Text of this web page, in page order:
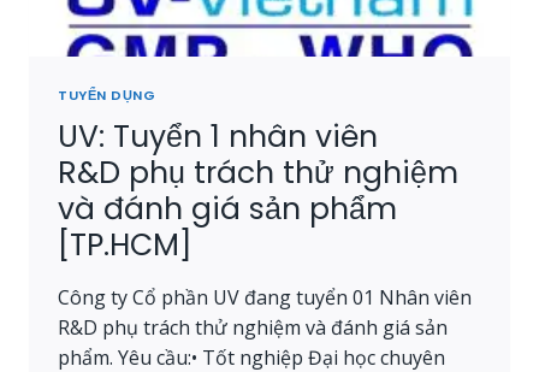
TUYỂN DỤNG
UV: Tuyển 1 nhân viên
R&D phụ trách thử nghiệm
và đánh giá sản phẩm
[TP.HCM]
Công ty Cổ phần UV đang tuyển 01 Nhân viên
R&D phụ trách thử nghiệm và đánh giá sản
phẩm. Yêu cầu:• Tốt nghiệp Đại học chuyên